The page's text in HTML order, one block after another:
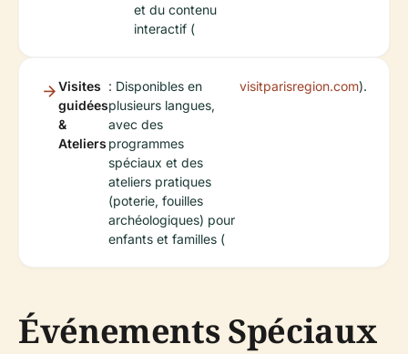
et du contenu
interactif (
Visites
guidées
&
Ateliers
: Disponibles en
plusieurs langues,
avec des
programmes
spéciaux et des
ateliers pratiques
(poterie, fouilles
archéologiques) pour
enfants et familles (
visitparisregion.com).
Événements Spéciaux